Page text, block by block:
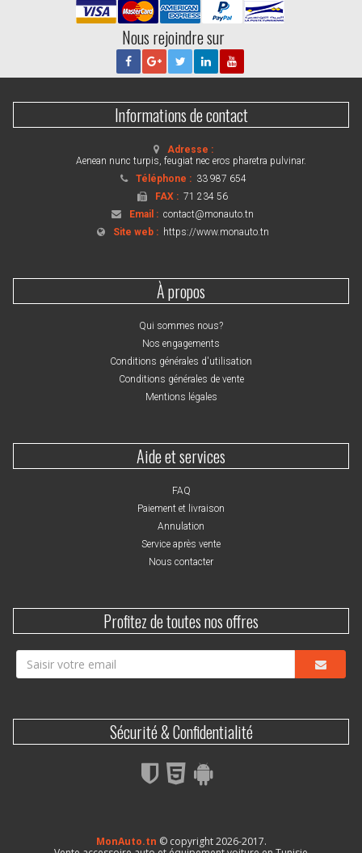
Nous rejoindre sur
Informations de contact
Adresse :
Aenean nunc turpis, feugiat nec eros pharetra pulvinar.
Téléphone : 33 987 654
FAX :71 234 56
Email :contact@monauto.tn
Site web : https://www.monauto.tn
À propos
Qui sommes nous?
Nos engagements
Conditions générales d'utilisation
Conditions générales de vente
Mentions légales
Aide et services
FAQ
Paiement et livraison
Annulation
Service après vente
Nous contacter
Profitez de toutes nos offres
Sécurité & Confidentialité
MonAuto.tn © copyright 2026-2017.